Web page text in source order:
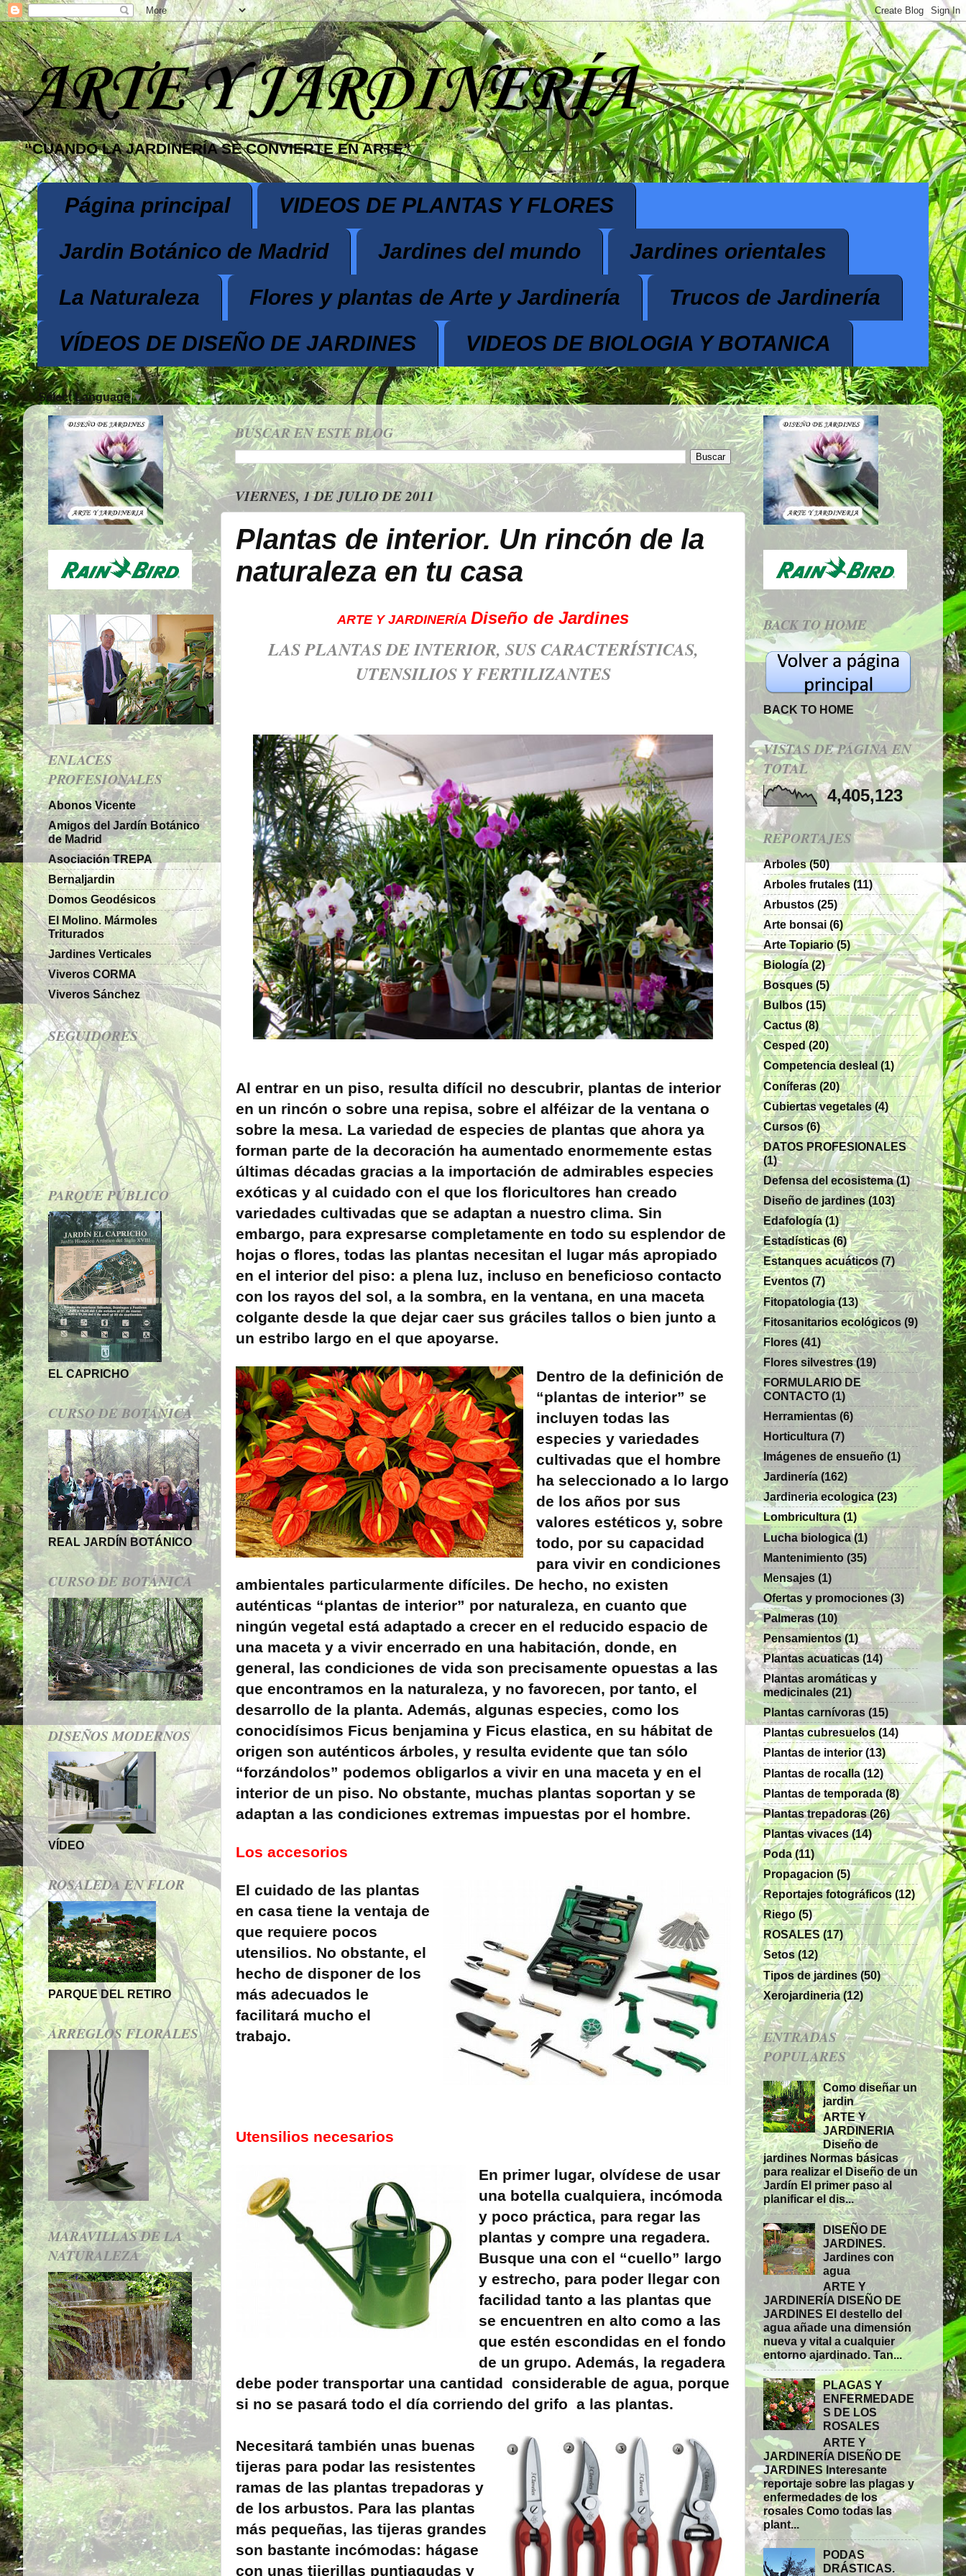
ARTE Y JARDINERÍA
“CUANDO LA JARDINERÍA SE CONVIERTE EN ARTE”
Página principal
VIDEOS DE PLANTAS Y FLORES
Jardin Botánico de Madrid
Jardines del mundo
Jardines orientales
La Naturaleza
Flores y plantas de Arte y Jardinería
Trucos de Jardinería
VÍDEOS DE DISEÑO DE JARDINES
VIDEOS DE BIOLOGIA Y BOTANICA
Select Language▼
BUSCAR EN ESTE BLOG
VIERNES, 1 DE JULIO DE 2011
Plantas de interior. Un rincón de la
naturaleza en tu casa
ARTE Y JARDINERÍA Diseño de Jardines
LAS PLANTAS DE INTERIOR, SUS CARACTERÍSTICAS,
UTENSILIOS Y FERTILIZANTES
Al entrar en un piso, resulta difícil no descubrir, plantas de interior
en un rincón o sobre una repisa, sobre el alféizar de la ventana o
sobre la mesa. La variedad de especies de plantas que ahora ya
forman parte de la decoración ha aumentado enormemente estas
últimas décadas gracias a la importación de admirables especies
exóticas y al cuidado con el que los floricultores han creado
variedades cultivadas que se adaptan a nuestro clima. Sin
embargo, para expresarse completamente en todo su esplendor de
hojas o flores, todas las plantas necesitan el lugar más apropiado
en el interior del piso: a plena luz, incluso en beneficioso contacto
con los rayos del sol, a la sombra, en la ventana, en una maceta
colgante desde la que dejar caer sus gráciles tallos o bien junto a
un estribo largo en el que apoyarse.
Dentro de la definición de
“plantas de interior” se
incluyen todas las
especies y variedades
cultivadas que el hombre
ha seleccionado a lo largo
de los años por sus
valores estéticos y, sobre
todo, por su capacidad
para vivir en condiciones
ambientales particularmente difíciles. De hecho, no existen
auténticas “plantas de interior” por naturaleza, en cuanto que
ningún vegetal está adaptado a crecer en el reducido espacio de
una maceta y a vivir encerrado en una habitación, donde, en
general, las condiciones de vida son precisamente opuestas a las
que encontramos en la naturaleza, y no favorecen, por tanto, el
desarrollo de la planta. Además, algunas especies, como los
conocidísimos Ficus benjamina y Ficus elastica, en su hábitat de
origen son auténticos árboles, y resulta evidente que tan sólo
“forzándolos” podemos obligarlos a vivir en una maceta y en el
interior de un piso. No obstante, muchas plantas soportan y se
adaptan a las condiciones extremas impuestas por el hombre.
Los accesorios
El cuidado de las plantas
en casa tiene la ventaja de
que requiere pocos
utensilios. No obstante, el
hecho de disponer de los
más adecuados le
facilitará mucho el
trabajo.
Utensilios necesarios
En primer lugar, olvídese de usar
una botella cualquiera, incómoda
y poco práctica, para regar las
plantas y compre una regadera.
Busque una con el “cuello” largo
y estrecho, para poder llegar con
facilidad tanto a las plantas que
se encuentren en alto como a las
que estén escondidas en el fondo
de un grupo. Además, la regadera
debe poder transportar una cantidad considerable de agua, porque
si no se pasará todo el día corriendo del grifo a las plantas.
Necesitará también unas buenas
tijeras para podar las resistentes
ramas de las plantas trepadoras y
de los arbustos. Para las plantas
más pequeñas, las tijeras grandes
son bastante incómodas: hágase
con unas tijerillas puntiagudas y
ENLACES
PROFESIONALES
Abonos Vicente
Amigos del Jardín Botánico
de Madrid
Asociación TREPA
Bernaljardin
Domos Geodésicos
El Molino. Mármoles
Triturados
Jardines Verticales
Viveros CORMA
Viveros Sánchez
SEGUIDORES
PARQUE PÚBLICO
EL CAPRICHO
CURSO DE BOTÁNICA
REAL JARDÍN BOTÁNICO
CURSO DE BOTÁNICA
DISEÑOS MODERNOS
VÍDEO
ROSALEDA EN FLOR
PARQUE DEL RETIRO
ARREGLOS FLORALES
MARAVILLAS DE LA
NATURALEZA
BACK TO HOME
BACK TO HOME
VISTAS DE PÁGINA EN
TOTAL
4,405,123
REPORTAJES
Arboles (50)
Arboles frutales (11)
Arbustos (25)
Arte bonsai (6)
Arte Topiario (5)
Biología (2)
Bosques (5)
Bulbos (15)
Cactus (8)
Cesped (20)
Competencia desleal (1)
Coníferas (20)
Cubiertas vegetales (4)
Cursos (6)
DATOS PROFESIONALES
(1)
Defensa del ecosistema (1)
Diseño de jardines (103)
Edafología (1)
Estadísticas (6)
Estanques acuáticos (7)
Eventos (7)
Fitopatologia (13)
Fitosanitarios ecológicos (9)
Flores (41)
Flores silvestres (19)
FORMULARIO DE
CONTACTO (1)
Herramientas (6)
Horticultura (7)
Imágenes de ensueño (1)
Jardinería (162)
Jardineria ecologica (23)
Lombricultura (1)
Lucha biologica (1)
Mantenimiento (35)
Mensajes (1)
Ofertas y promociones (3)
Palmeras (10)
Pensamientos (1)
Plantas acuaticas (14)
Plantas aromáticas y
medicinales (21)
Plantas carnívoras (15)
Plantas cubresuelos (14)
Plantas de interior (13)
Plantas de rocalla (12)
Plantas de temporada (8)
Plantas trepadoras (26)
Plantas vivaces (14)
Poda (11)
Propagacion (5)
Reportajes fotográficos (12)
Riego (5)
ROSALES (17)
Setos (12)
Tipos de jardines (50)
Xerojardineria (12)
ENTRADAS
POPULARES
Como diseñar un
jardin
ARTE Y
JARDINERIA
Diseño de
jardines Normas básicas
para realizar el Diseño de un
Jardín El primer paso al
planificar el dis...
DISEÑO DE
JARDINES.
Jardines con
agua
ARTE Y
JARDINERÍA DISEÑO DE
JARDINES El destello del
agua añade una dimensión
nueva y vital a cualquier
entorno ajardinado. Tan...
PLAGAS Y
ENFERMEDADE
S DE LOS
ROSALES
ARTE Y
JARDINERÍA DISEÑO DE
JARDINES Interesante
reportaje sobre las plagas y
enfermedades de los
rosales Como todas las
plant...
PODAS
DRÁSTICAS.